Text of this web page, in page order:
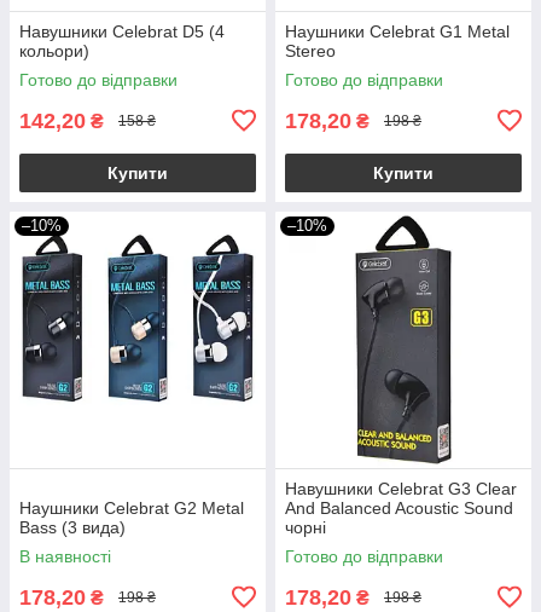
Навушники Celebrat D5 (4
кольори)
Готово до відправки
142,20 ₴ 158 ₴
Купити
Наушники Celebrat G1 Metal
Stereo
Готово до відправки
178,20 ₴ 198 ₴
Купити
–10%
Наушники Celebrat G2 Metal
Bass (3 вида)
В наявності
178,20 ₴ 198 ₴
–10%
Навушники Celebrat G3 Clear
And Balanced Acoustic Sound
чорні
Готово до відправки
178,20 ₴ 198 ₴